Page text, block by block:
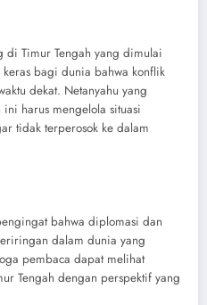
di Timur Tengah yang dimulai
bagi dunia bahwa konflik
dekat. Netanyahu yang
harus mengelola situasi
tidak terperosok ke dalam
bahwa diplomasi dan
dalam dunia yang
pembaca dapat melihat
Tengah dengan perspektif yang